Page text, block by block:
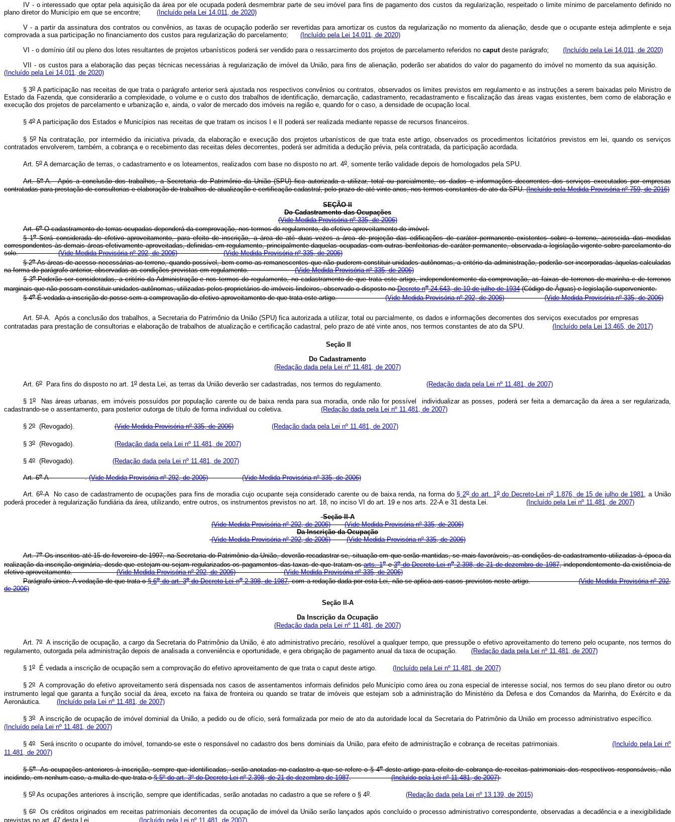
IV - o interessado que optar pela aquisição da área por ele ocupada poderá desmembrar parte de seu imóvel para fins de pagamento dos custos da regularização, respeitado o limite mínimo de parcelamento definido no
plano diretor do Município em que se encontre; (Incluído pela Lei 14.011, de 2020)
V - a partir da assinatura dos contratos ou convênios, as taxas de ocupação poderão ser revertidas para amortizar os custos da regularização no momento da alienação, desde que o ocupante esteja adimplente e seja
comprovada a sua participação no financiamento dos custos para regularização do parcelamento; (Incluído pela Lei 14.011, de 2020)
VI - o domínio útil ou pleno dos lotes resultantes de projetos urbanísticos poderá ser vendido para o ressarcimento dos projetos de parcelamento referidos no caputdeste parágrafo; (Incluído pela Lei 14.011, de 2020)
VII - os custos para a elaboração das peças técnicas necessárias à regularização de imóvel da União, para fins de alienação, poderão ser abatidos do valor do pagamento do imóvel no momento da sua aquisição.
(Incluído pela Lei 14.011, de 2020)
§ 3oA participação nas receitas de que trata o parágrafo anterior será ajustada nos respectivos convênios ou contratos, observados os limites previstos em regulamento e as instruções a serem baixadas pelo Ministro de
Estado da Fazenda, que considerarão a complexidade, o volume e o custo dos trabalhos de identificação, demarcação, cadastramento, recadastramento e fiscalização das áreas vagas existentes, bem como de elaboração e
execução dos projetos de parcelamento e urbanização e, ainda, o valor de mercado dos imóveis na região e, quando for o caso, a densidade de ocupação local.
§ 4oA participação dos Estados e Municípios nas receitas de que tratam os incisos I e II poderá ser realizada mediante repasse de recursos financeiros.
§ 5oNa contratação, por intermédio da iniciativa privada, da elaboração e execução dos projetos urbanísticos de que trata este artigo, observados os procedimentos licitatórios previstos em lei, quando os serviços
contratados envolverem, também, a cobrança e o recebimento das receitas deles decorrentes, poderá ser admitida a dedução prévia, pela contratada, da participação acordada.
Art. 5oA demarcação de terras, o cadastramento e os loteamentos, realizados com base no disposto no art. 4o, somente terão validade depois de homologados pela SPU.
Art. 5o-A. Após a conclusão dos trabalhos, a Secretaria do Patrimônio da União (SPU) fica autorizada a utilizar, total ou parcialmente, os dados e informações decorrentes dos serviços executados por empresas
contratadas para prestação de consultorias e elaboração de trabalhos de atualização e certificação cadastral, pelo prazo de até vinte anos, nos termos constantes de ato da SPU.(Incluído pela Medida Provisória nº 759, de 2016)
SEÇÃO II
Do Cadastramento das Ocupações
(Vide Medida Provisória nº 335, de 2006)
Art. 6oO cadastramento de terras ocupadas dependerá da comprovação, nos termos do regulamento, do efetivo aproveitamento do imóvel.
§ 1oSerá considerada de efetivo aproveitamento, para efeito de inscrição, a área de até duas vezes a área de projeção das edificações de caráter permanente existentes sobre o terreno, acrescida das medidas
correspondentes às demais áreas efetivamente aproveitadas, definidas em regulamento, principalmente daquelas ocupadas com outras benfeitorias de caráter permanente, observada a legislação vigente sobre parcelamento do
solo.(Vide Medida Provisória nº 292, de 2006)
(Vide Medida Provisória nº 335, de 2006)
§ 2oAs áreas de acesso necessárias ao terreno, quando possível, bem como as remanescentes que não puderem constituir unidades autônomas, a critério da administração, poderão ser incorporadas àquelas calculadas
na forma do parágrafo anterior, observadas as condições previstas em regulamento.(Vide Medida Provisória nº 335, de 2006)
§ 3oPoderão ser consideradas, a critério da Administração e nos termos do regulamento, no cadastramento de que trata este artigo, independentemente da comprovação, as faixas de terrenos de marinha e de terrenos
marginais que não possam constituir unidades autônomas, utilizadas pelos proprietários de imóveis lindeiros, observado o disposto noDecreto no24.643, de 10 de julho de 1934(Código de Águas) e legislação superveniente.
§ 4oÉ vedada a inscrição de posse sem a comprovação do efetivo aproveitamento de que trata este artigo.(Vide Medida Provisória nº 292, de 2006) (Vide Medida Provisória nº 335, de 2006)
Art. 5o-A. Após a conclusão dos trabalhos, a Secretaria do Patrimônio da União (SPU) fica autorizada a utilizar, total ou parcialmente, os dados e informações decorrentes dos serviços executados por empresas
contratadas para prestação de consultorias e elaboração de trabalhos de atualização e certificação cadastral, pelo prazo de até vinte anos, nos termos constantes de ato da SPU. (Incluído pela Lei 13.465, de 2017)
Seção II
Do Cadastramento
(Redação dada pela Lei nº 11.481, de 2007)
Art. 6oPara fins do disposto no art. 1odesta Lei, as terras da União deverão ser cadastradas, nos termos do regulamento. (Redação dada pela Lei nº 11.481, de 2007)
§ 1o
Nas áreas urbanas, em imóveis possuídos por população carente ou de baixa renda para sua moradia, onde não for possível individualizar as posses, poderá ser feita a demarcação da área a ser regularizada,
cadastrando-se o assentamento, para posterior outorga de título de forma individual ou coletiva.
(Redação dada pela Lei nº 11.481, de 2007)
§ 2o(Revogado).(Vide Medida Provisória nº 335, de 2006) (Redação dada pela Lei nº 11.481, de 2007)
§ 3o(Revogado). (Redação dada pela Lei nº 11.481, de 2007)
§ 4o(Revogado). (Redação dada pela Lei nº 11.481, de 2007)
Art. 6o-A .(Vide Medida Provisória nº 292, de 2006) (Vide Medida Provisória nº 335, de 2006)
Art. 6o-A No caso de cadastramento de ocupações para fins de moradia cujo ocupante seja considerado carente ou de baixa renda, na forma do § 2odo art. 1odo Decreto-Lei no1.876, de 15 de julho de 1981, a União
poderá proceder à regularização fundiária da área, utilizando, entre outros, os instrumentos previstos no art. 18, no inciso VI do art. 19 e nos arts. 22-A e 31 desta Lei. (Incluído pela Lei nº 11.481, de 2007)
Seção II-A
(Vide Medida Provisória nº 292, de 2006)
(Vide Medida Provisória nº 335, de 2006)
Da Inscrição da Ocupação
(Vide Medida Provisória nº 292, de 2006)
(Vide Medida Provisória nº 335, de 2006)
Art. 7oOs inscritos até 15 de fevereiro de 1997, na Secretaria do Patrimônio da União, deverão recadastrar-se, situação em que serão mantidas, se mais favoráveis, as condições de cadastramento utilizadas à época da
realização da inscrição originária, desde que estejam ou sejam regularizados os pagamentos das taxas de que tratam osarts. 1oe3odo Decreto-Lei no2.398, de 21 de dezembro de 1987, independentemente da existência de
efetivo aproveitamento.(Vide Medida Provisória nº 292, de 2006)
(Vide Medida Provisória nº 335, de 2006)
Parágrafo único. A vedação de que trata o§ 6odo art. 3odo Decreto-Lei no2.398, de 1987, com a redação dada por esta Lei, não se aplica aos casos previstos neste artigo.(Vide Medida Provisória nº 292,
de 2006)
Seção II-A
Da Inscrição da Ocupação
(Redação dada pela Lei nº 11.481, de 2007)
Art. 7oA inscrição de ocupação, a cargo da Secretaria do Patrimônio da União, é ato administrativo precário, resolúvel a qualquer tempo, que pressupõe o efetivo aproveitamento do terreno pelo ocupante, nos termos do
regulamento, outorgada pela administração depois de analisada a conveniência e oportunidade, e gera obrigação de pagamento anual da taxa de ocupação. (Redação dada pela Lei nº 11.481, de 2007)
§ 1oÉ vedada a inscrição de ocupação sem a comprovação do efetivo aproveitamento de que trata o caputdeste artigo. (Incluído pela Lei nº 11.481, de 2007)
§ 2oA comprovação do efetivo aproveitamento será dispensada nos casos de assentamentos informais definidos pelo Município como área ou zona especial de interesse social, nos termos do seu plano diretor ou outro
instrumento legal que garanta a função social da área, exceto na faixa de fronteira ou quando se tratar de imóveis que estejam sob a administração do Ministério da Defesa e dos Comandos da Marinha, do Exército e da
Aeronáutica. (Incluído pela Lei nº 11.481, de 2007)
§ 3oA inscrição de ocupação de imóvel dominial da União, a pedido ou de ofício, será formalizada por meio de ato da autoridade local da Secretaria do Patrimônio da União em processo administrativo específico.
(Incluído pela Lei nº 11.481, de 2007)
§ 4oSerá inscrito o ocupante do imóvel, tornando-se este o responsável no cadastro dos bens dominiais da União, para efeito de administração e cobrança de receitas patrimoniais.(Incluído pela Lei nº
11.481, de 2007)
§ 5oAs ocupações anteriores à inscrição, sempre que identificadas, serão anotadas no cadastro a que se refere o § 4odeste artigo para efeito de cobrança de receitas patrimoniais dos respectivos responsáveis, não
incidindo, em nenhum caso, a multa de que trata o§ 5º do art. 3º do Decreto-Lei nº 2.398, de 21 de dezembro de 1987.(Incluído pela Lei nº 11.481, de 2007)
§ 5oAs ocupações anteriores à inscrição, sempre que identificadas, serão anotadas no cadastro a que se refere o § 4o. (Redação dada pela Lei nº 13.139, de 2015)
§ 6oOs créditos originados em receitas patrimoniais decorrentes da ocupação de imóvel da União serão lançados após concluído o processo administrativo correspondente, observadas a decadência e a inexigibilidade
previstas no art. 47 desta Lei. (Incluído pela Lei nº 11.481, de 2007)